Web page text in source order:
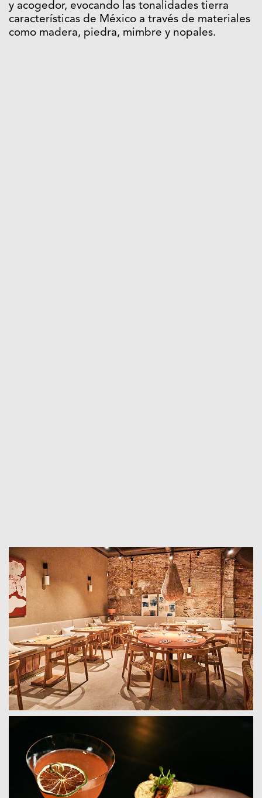
y acogedor, evocando las tonalidades tierra
características de México a través de materiales
como madera, piedra, mimbre y nopales.